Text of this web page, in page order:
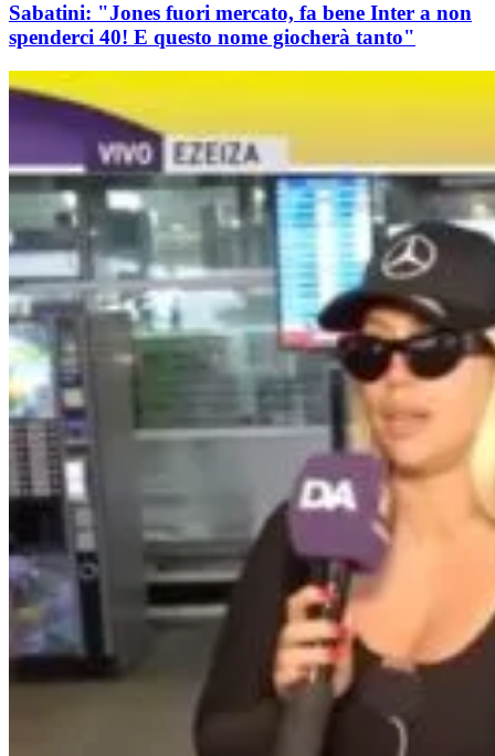
Sabatini: "Jones fuori mercato, fa bene Inter a non
spenderci 40! E questo nome giocherà tanto"